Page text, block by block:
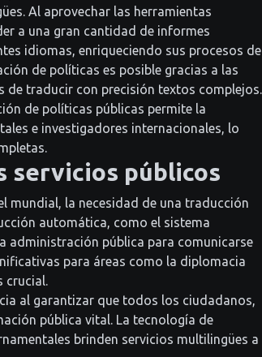
Al aprovechar las herramientas
a una gran cantidad de informes
idiomas, enriqueciendo sus procesos de
de políticas es posible gracias a las
traducir con precisión textos complejos.
de políticas públicas permite la
e investigadores internacionales, lo
servicios públicos
mundial, la necesidad de una traducción
automática, como el sistema
administración pública para comunicarse
para áreas como la diplomacia
al garantizar que todos los ciudadanos,
pública vital. La tecnología de
brinden servicios multilingües a